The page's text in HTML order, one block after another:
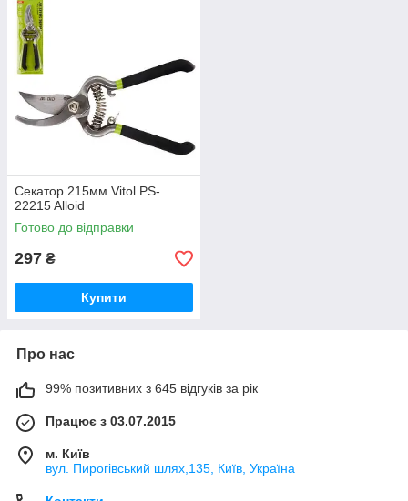
Секатор 215мм Vitol PS-
22215 Alloid
Готово до відправки
297 ₴
Купити
Про нас
99% позитивних з 645 відгуків за рік
Працює з 03.07.2015
м. Київ
вул. Пирогівський шлях,135, Київ, Україна